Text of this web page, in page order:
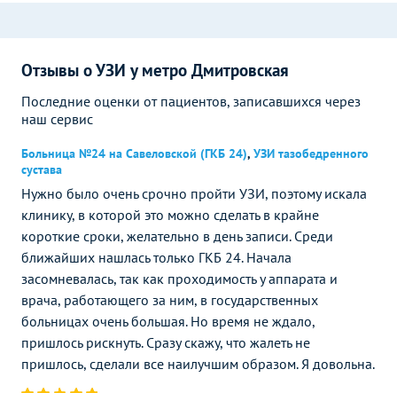
Отзывы о УЗИ у метро Дмитровская
Последние оценки от пациентов, записавшихся через
наш сервис
Больница №24 на Савеловской (ГКБ 24), УЗИ тазобедренного
сустава
Нужно было очень срочно пройти УЗИ, поэтому искала
клинику, в которой это можно сделать в крайне
короткие сроки, желательно в день записи. Среди
ближайших нашлась только ГКБ 24. Начала
засомневалась, так как проходимость у аппарата и
врача, работающего за ним, в государственных
больницах очень большая. Но время не ждало,
пришлось рискнуть. Сразу скажу, что жалеть не
пришлось, сделали все наилучшим образом. Я довольна.